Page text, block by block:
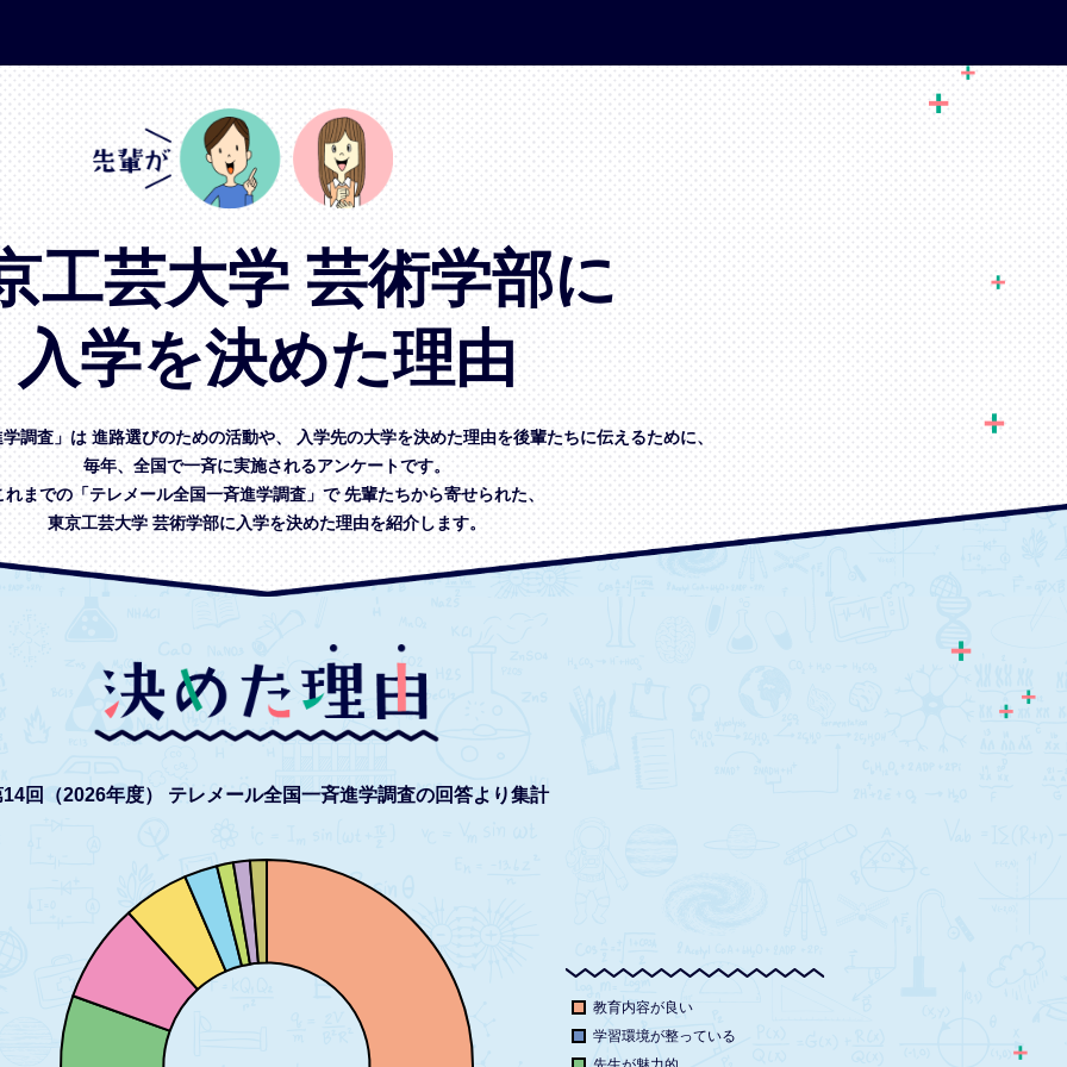
工芸大学 芸術学部に
入学を決めた理由
調査」は進路選びのための活動や、入学先の大学を決めた理由を後輩たちに伝えるために、
毎年、全国で一斉に実施されるアンケートです。
れまでの「テレメール全国一斉進学調査」で先輩たちから寄せられた、
東京工芸大学 芸術学部に入学を決めた理由を紹介します。
回（2026年度） テレメール全国一斉進学調査の回答より集計
教育内容が良い
学習環境が整っている